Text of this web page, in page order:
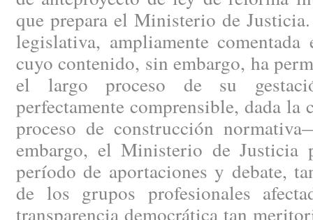
que prepara el Ministerio de
legislativa, ampliamente
cuyo contenido, sin embargo, ha
el largo proceso de su
perfectamente comprensible, dada
proceso de construcción
embargo, el Ministerio de Justicia
período de aportaciones y debate,
de los grupos profesionales
transparencia democrática tan